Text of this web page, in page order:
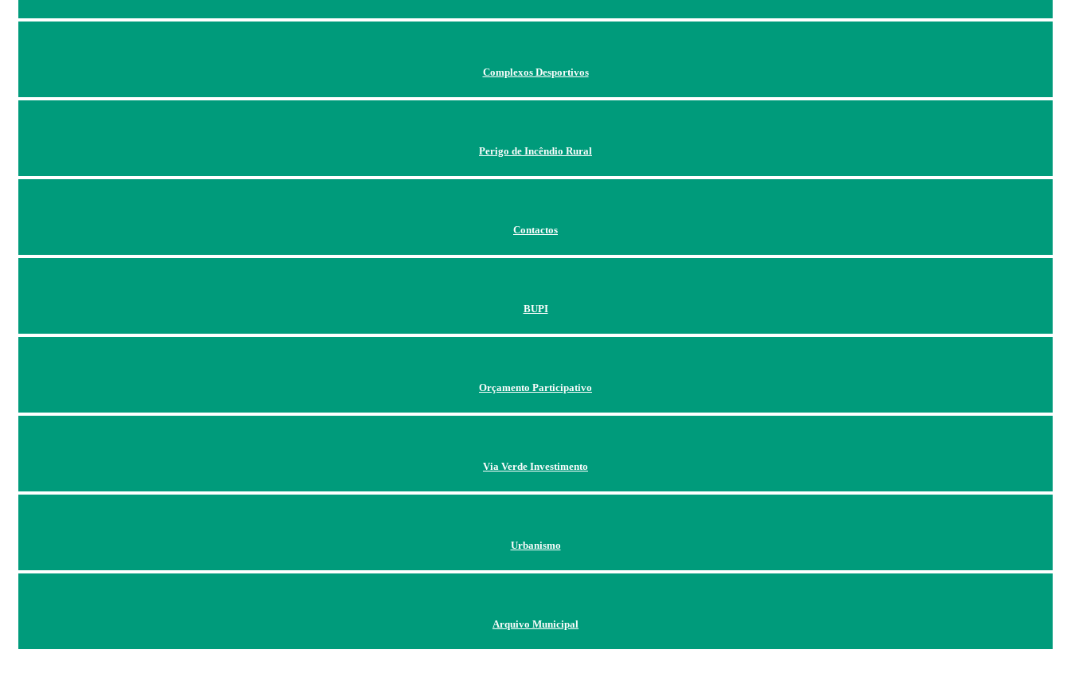
Complexos Desportivos
Perigo de Incêndio Rural
Contactos
BUPI
Orçamento Participativo
Via Verde Investimento
Urbanismo
Arquivo Municipal